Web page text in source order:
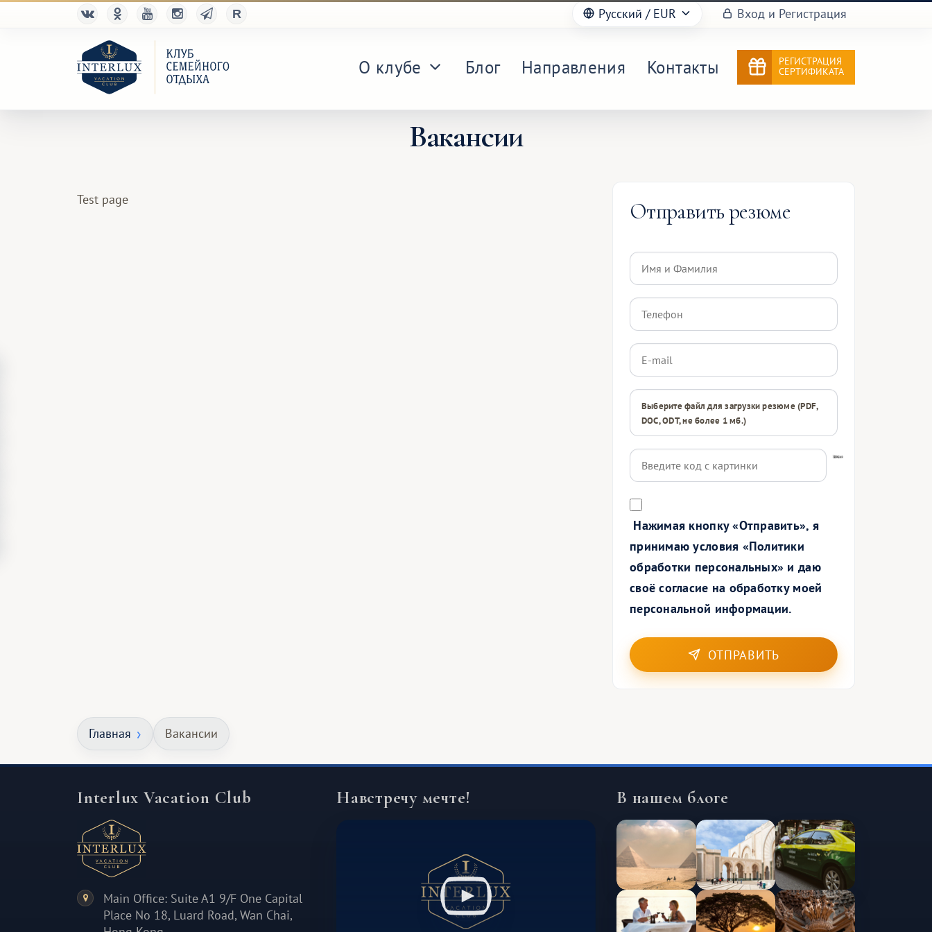
Русский / EUR Вход и Регистрация
О клубе Блог Направления Контакты
РЕГИСТРАЦИЯ
СЕРТИФИКАТА
Вакансии
Test page Отправить резюме
Выберите файл для загрузки резюме (PDF,
DOC, ODT, не более 1 мб.)
Нажимая кнопку «Отправить», я
принимаю условия «Политики
обработки персональных» и даю
своё согласие на обработку моей
персональной информации.
ОТПРАВИТЬ
Главная Вакансии
Interlux Vacation Club
Main Office: Suite A1 9/F One Capital
Place No 18, Luard Road, Wan Chai,
Навстречу мечте! В нашем блоге